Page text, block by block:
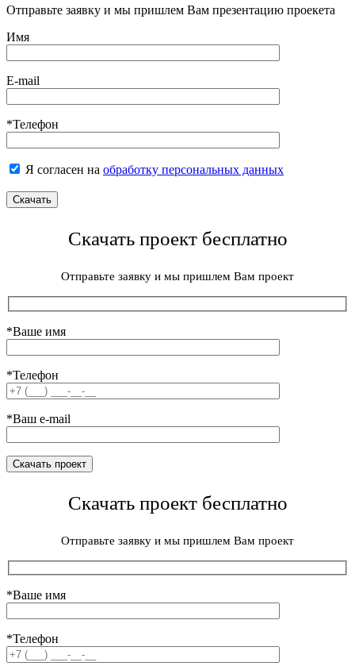
Отправьте заявку и мы пришлем Вам презентацию проекета
Имя
E-mail
*Телефон
Я согласен на обработку персональных данных
Скачать проект бесплатно
Отправьте заявку и мы пришлем Вам проект
*Ваше имя
*Телефон
*Ваш e-mail
Скачать проект бесплатно
Отправьте заявку и мы пришлем Вам проект
*Ваше имя
*Телефон